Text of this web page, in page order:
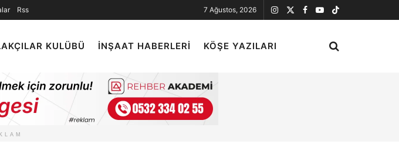
Rss 7 Ağustos, 2026
KULÜBÜ İNŞAAT HABERLERI KÖŞE YAZILARI